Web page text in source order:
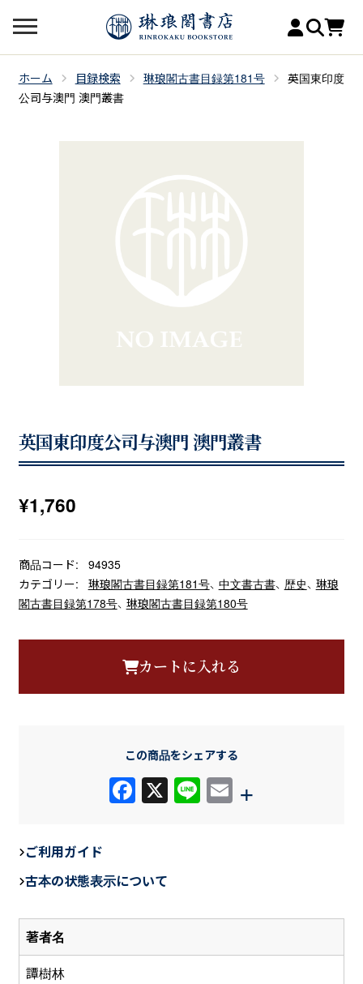
ホーム 目録検索 琳琅閣古書目録第181号
英国東印度
公司与澳門 澳門叢書
英国東印度公司与澳門 澳門叢書
¥1,760
商品コード:
94935
カテゴリー:
琳琅閣古書目録第181号、 中文書古書、 歴史、 琳琅
閣古書目録第178号、 琳琅閣古書目録第180号
著者名
譚樹林
カートに入れる
この商品をシェアする
F
e
b
o
o
X Li E
+
ご利用ガイド
古本の状態表示について